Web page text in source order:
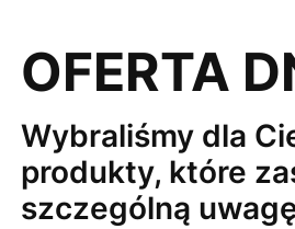
OFERTA
Wybraliśmy dla
produkty, które
szczególną